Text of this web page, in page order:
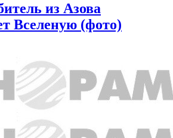
из Азова
Вселеную (фото)